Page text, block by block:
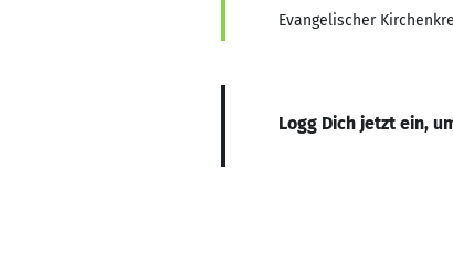
Evangelischer
Logg Dich jetzt ein,